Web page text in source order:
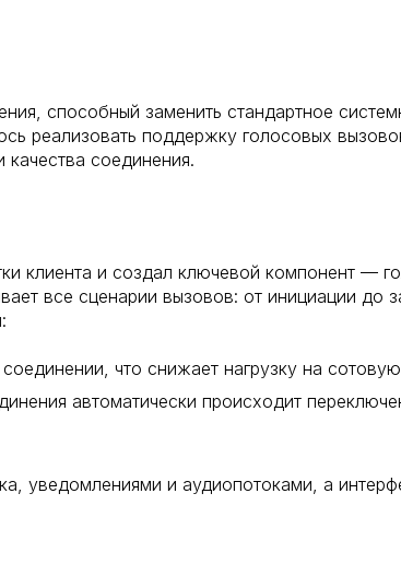
способный заменить стандартное
реализовать поддержку голосовых
соединения.
клиента и создал ключевой компонент —
все сценарии вызовов: от инициации до
что снижает нагрузку на
автоматически происходит
уведомлениями и аудиопотоками, а